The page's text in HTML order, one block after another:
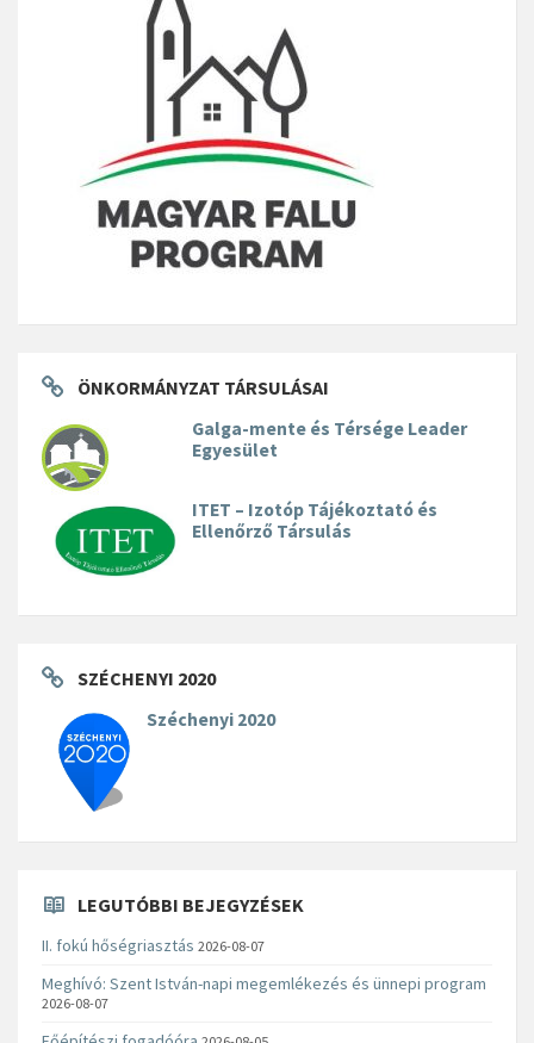
ÖNKORMÁNYZAT TÁRSULÁSAI
Galga-mente és Térsége Leader
Egyesület
ITET – Izotóp Tájékoztató és
Ellenőrző Társulás
SZÉCHENYI 2020
Széchenyi 2020
LEGUTÓBBI BEJEGYZÉSEK
II. fokú hőségriasztás 2026-08-07
Meghívó: Szent István-napi megemlékezés és ünnepi program
2026-08-07